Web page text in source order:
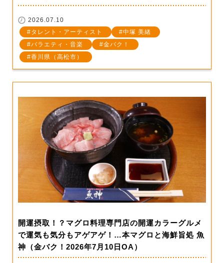
2026.07.10
タレント・アーティスト
中塚 美緒
バラエティ・音楽
金バク！
香川県（高松市）
開運摂取！？マグロ料理専門店の開運カラーグルメ
で運気も気分もアゲアゲ！…本マグロと海鮮旨処 魚
神（金バク！2026年7月10日OA）